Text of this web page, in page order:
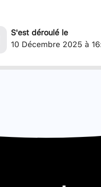
S'est déroulé le
10 Décembre 2025 à